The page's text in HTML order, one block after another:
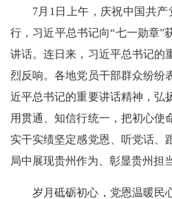
7月1日上午，庆祝中国共
行，习近平总书记向“七一勋章”
讲话。连日来，习近平总书记的
烈反响。各地党员干部群众纷纷
近平总书记的重要讲话精神，弘
用贯通、知信行统一，把初心使
实干实绩坚定感党恩、听党话、
局中展现贵州作为、彰显贵州担当
岁月砥砺初心，党恩温暖民